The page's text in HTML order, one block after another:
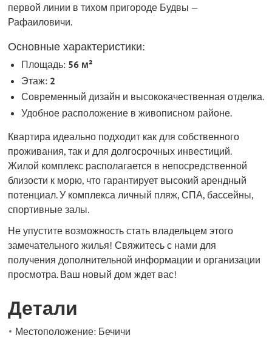
первой линии в тихом пригороде Будвы —
Рафаиловичи.
Основные характеристики:
Площадь: 56 м²
Этаж: 2
Современный дизайн и высококачественная отделка.
Удобное расположение в живописном районе.
Квартира идеально подходит как для собственного
проживания, так и для долгосрочных инвестиций.
Жилой комплекс располагается в непосредственной
близости к морю, что гарантирует высокий арендный
потенциал. У комплекса личный пляж, СПА, бассейны,
спортивные залы.
Не упустите возможность стать владельцем этого
замечательного жилья! Свяжитесь с нами для
получения дополнительной информации и организации
просмотра. Ваш новый дом ждет вас!
Детали
Местоположение: Бечичи